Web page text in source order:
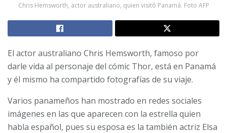
Chris Hemsworth, actor australiano, quien visitó Panamá. Foto AFP
El actor australiano Chris Hemsworth, famoso por
darle vida al personaje del cómic Thor, está en Panamá
y él mismo ha compartido fotografías de su viaje.
Varios panameños han mostrado en redes sociales
imágenes en las que aparecen con la estrella quien
habla español, pues su esposa es la también actriz Elsa